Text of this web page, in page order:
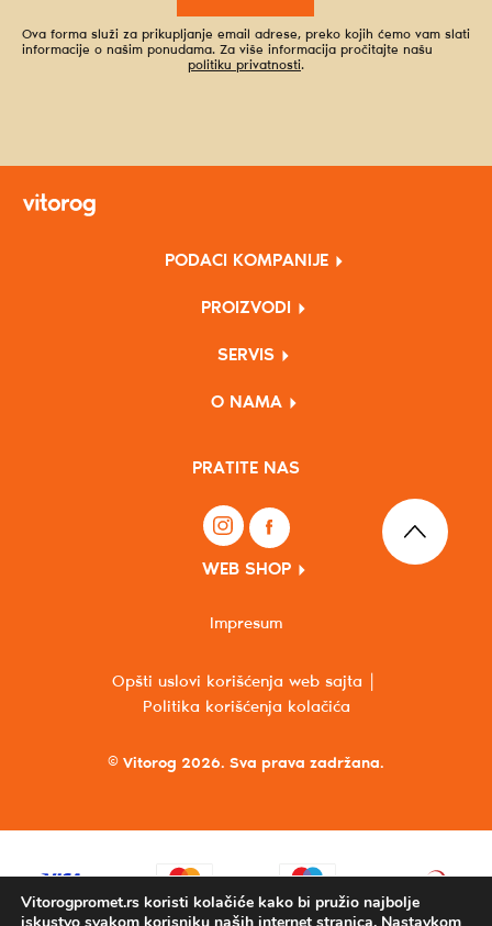
Ova forma služi za prikupljanje email adrese, preko kojih ćemo vam slati
informacije o našim ponudama. Za više informacija pročitajte našu
politiku privatnosti.
PODACI KOMPANIJE
PROIZVODI
SERVIS
O NAMA
PRATITE NAS
WEB SHOP
© Vitorog 2026. Sva prava zadržana.
Opšti uslovi korišćenja web sajta
Politika korišćenja kolačića
Impresum
Vitorogpromet.rs koristi kolačiće kako bi pružio najbolje